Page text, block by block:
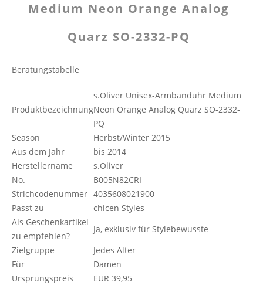
Medium Neon Orange Analog
Quarz SO-2332-PQ
Beratungstabelle
Produktbezeichnung
s.Oliver Unisex-Armbanduhr Medium
Neon Orange Analog Quarz SO-2332-
PQ
Season
Herbst/Winter 2015
Aus dem Jahr
bis 2014
Herstellername
s.Oliver
No.
B005N82CRI
Strichcodenummer 4035608021900
Passt zu
chicen Styles
Als Geschenkartikel
zu empfehlen?
Ja, exklusiv für Stylebewusste
Zielgruppe
Jedes Alter
Für
Damen
Ursprungspreis
EUR 39,95